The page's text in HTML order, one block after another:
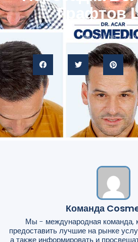
Графтов
20/05/
Команда
Мы - международная команда,
предоставить лучшие на рынке
а также информировать и